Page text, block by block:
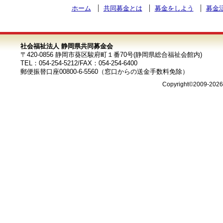
ホーム 共同募金とは 募金をしよう 募金
社会福祉法人 静岡県共同募金会
〒420-0856 静岡市葵区駿府町１番70号(静岡県総合福祉会館内)
TEL：054-254-5212/FAX：054-254-6400
郵便振替口座00800-6-5560（窓口からの送金手数料免除）
Copyright©2009-